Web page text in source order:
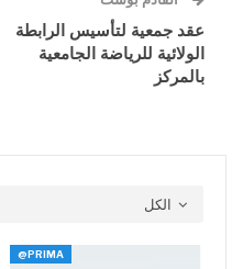
عقد جمعية لتأسيس الرابطة
الولائية للرياضة الجامعية
بالمركز
@PRIMA